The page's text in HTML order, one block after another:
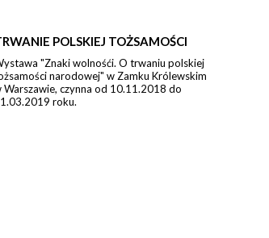
POLSKIEJ TOŻSAMOŚCI
"Znaki wolnośći. O trwaniu polskiej
narodowej" w Zamku Królewskim
Warszawie, czynna od 10.11.2018 do
roku.